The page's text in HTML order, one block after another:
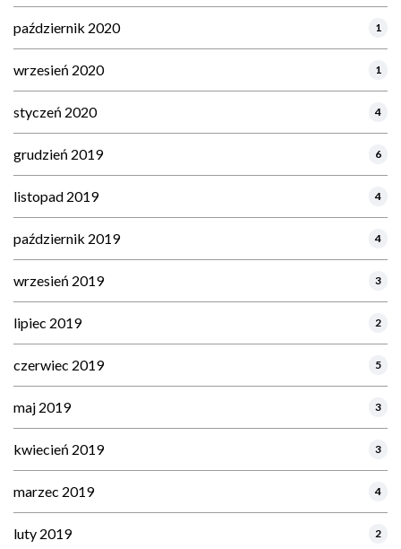
październik 2020 1
wrzesień 2020 1
styczeń 2020 4
grudzień 2019 6
listopad 2019 4
październik 2019 4
wrzesień 2019 3
lipiec 2019 2
czerwiec 2019 5
maj 2019 3
kwiecień 2019 3
marzec 2019 4
luty 2019 2